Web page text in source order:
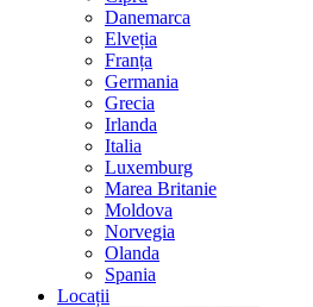
Danemarca
Elveția
Franța
Germania
Grecia
Irlanda
Italia
Luxemburg
Marea Britanie
Moldova
Norvegia
Olanda
Spania
Locații